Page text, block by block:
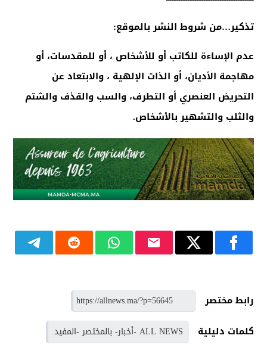
تذكير…من شروط النشر بالموقع:
عدم الإساءة للكاتب أو للأشخاص ، أو للمقدسات، أو
مهاجمة الأديان، أو الذات الإلهية ، والابتعاد عن
التحريض العنصري أو التطرف، والسب والقذف والشتم
والثلب والتشهير بالأشخاص.
رابط مختصر
كلمات دليلية
ALL NEWS -أخبار- بالمختصر -المفيد